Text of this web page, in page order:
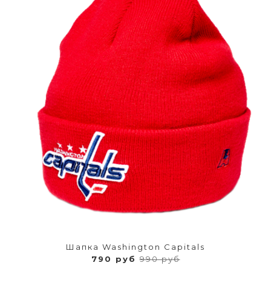
Шапка Washington Capitals
790 руб990 руб